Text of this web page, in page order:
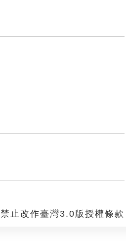
止改作臺灣3.0版授權條款